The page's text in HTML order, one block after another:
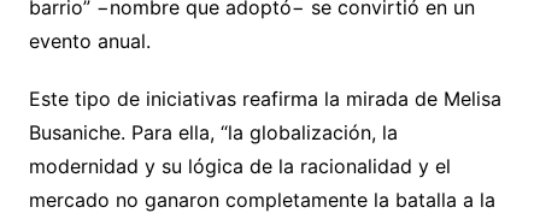
barrio” −nombre que adoptó− se convirtió en un
evento anual.
Este tipo de iniciativas reafirma la mirada de Melisa
Busaniche. Para ella, “la globalización, la
modernidad y su lógica de la racionalidad y el
mercado no ganaron completamente la batalla a la